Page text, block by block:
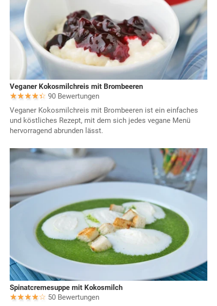
Veganer Kokosmilchreis mit Brombeeren
90 Bewertungen
Veganer Kokosmilchreis mit Brombeeren ist ein einfaches
und köstliches Rezept, mit dem sich jedes vegane Menü
hervorragend abrunden lässt.
Spinatcremesuppe mit Kokosmilch
50 Bewertungen